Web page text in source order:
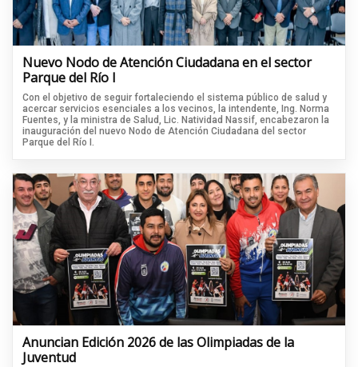
Nuevo Nodo de Atención Ciudadana en el sector
Parque del Río I
Con el objetivo de seguir fortaleciendo el sistema público de salud y
acercar servicios esenciales a los vecinos, la intendente, Ing. Norma
Fuentes, y la ministra de Salud, Lic. Natividad Nassif, encabezaron la
inauguración del nuevo Nodo de Atención Ciudadana del sector
Parque del Río I.
Anuncian Edición 2026 de las Olimpiadas de la
Juventud